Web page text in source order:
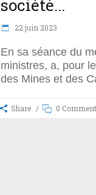
société...
22 juin 2023
En sa séance du
ministres, a, pour
des Mines et des
Share 0